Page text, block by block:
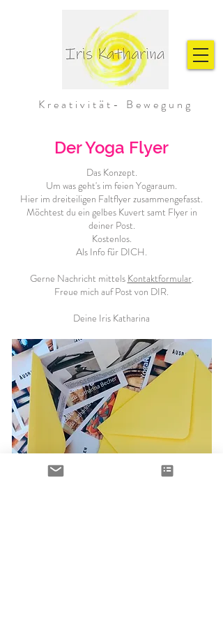
Kreativität- Bewegung
Der Yoga Flyer
Das Konzept.
Um was geht's im feien Yogaraum.
Hier im dreiteiligen Faltflyer zusammengefasst.
Möchtest du ein gelbes Kuvert samt Flyer in
deiner Post.
Kostenlos.
Als Info für DICH.
Gerne Nachricht mittels Kontaktformular.
Freue mich auf Post von DIR.
Deine Iris Katharina